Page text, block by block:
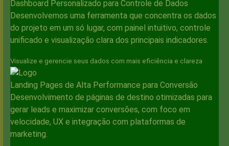
Dashboard Personalizado para Controle de Dados
Desenvolvemos uma ferramenta que concentra os dados
do projeto em um só lugar, com painel intuitivo, controle
unificado e visualização clara dos principais indicadores.
Visualize e gerencie seus dados com mais eficiência e clareza
Landing Pages de Alta Performance para Conversão
Desenvolvimento de páginas de destino otimizadas para
gerar leads e maximizar conversões, com foco em
velocidade, UX e integração com plataformas de
marketing.